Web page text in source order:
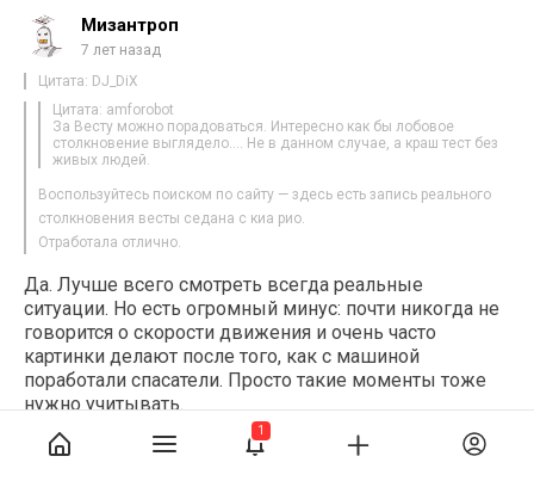
Мизантроп
7 лет назад
Цитата: DJ_DiX
Цитата: amforobot
За Весту можно порадоваться. Интересно как бы лобовое
столкновение выглядело…. Не в данном случае, а краш тест без
живых людей.
Воспользуйтесь поиском по сайту — здесь есть запись реального
столкновения весты седана с киа рио.
Отработала отлично.
Да. Лучше всего смотреть всегда реальные
ситуации. Но есть огромный минус: почти никогда не
говорится о скорости движения и очень часто
картинки делают после того, как с машиной
поработали спасатели. Просто такие моменты тоже
нужно учитывать.
Веста, по-моему, самая удачная модель из
отечественных авто.
1